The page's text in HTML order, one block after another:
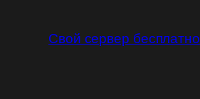
Свой сервер бесплатно